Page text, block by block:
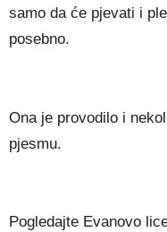
samo da će pjevati i
posebno.
Ona je provodilo i
pjesmu.
Pogledajte Evanovo